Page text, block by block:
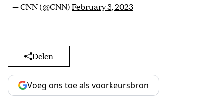
— CNN (@CNN)February 3, 2023
Delen
Voeg ons toe als voorkeursbron